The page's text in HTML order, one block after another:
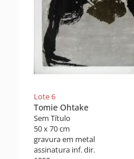
Lote 6
Tomie Ohtake
Sem Título
50 x 70 cm
gravura em metal
assinatura inf. dir.